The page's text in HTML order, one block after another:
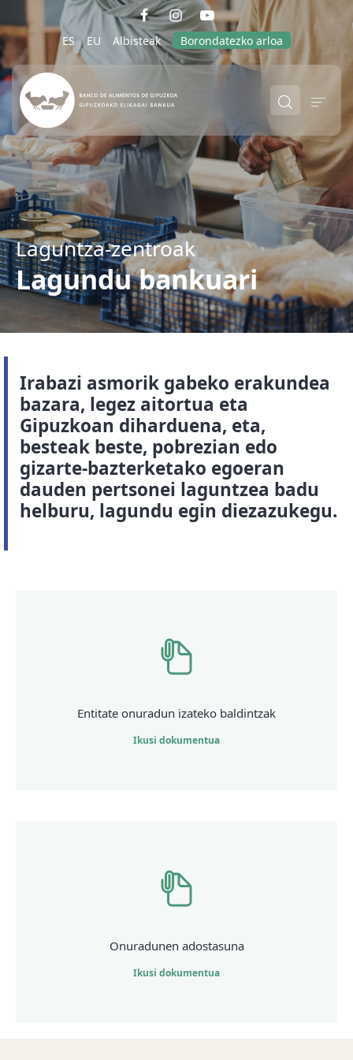
ES EU Albisteak Borondatezko arloa
Laguntza-zentroak
Lagundu bankuari
Irabazi asmorik gabeko erakundea
bazara, legez aitortua eta
Gipuzkoan diharduena, eta,
besteak beste, pobrezian edo
gizarte-bazterketako egoeran
dauden pertsonei laguntzea badu
helburu, lagundu egin diezazukegu.
Entitate onuradun izateko baldintzak
Ikusi dokumentua
Onuradunen adostasuna
Ikusi dokumentua